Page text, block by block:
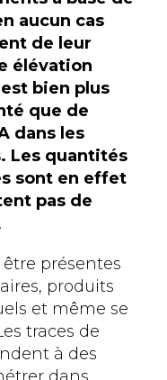
aucun cas
de leur
élévation
bien plus
que de
dans les
Les quantités
sont en effet
pas de
.
présentes
produits
et même se
traces de
à des